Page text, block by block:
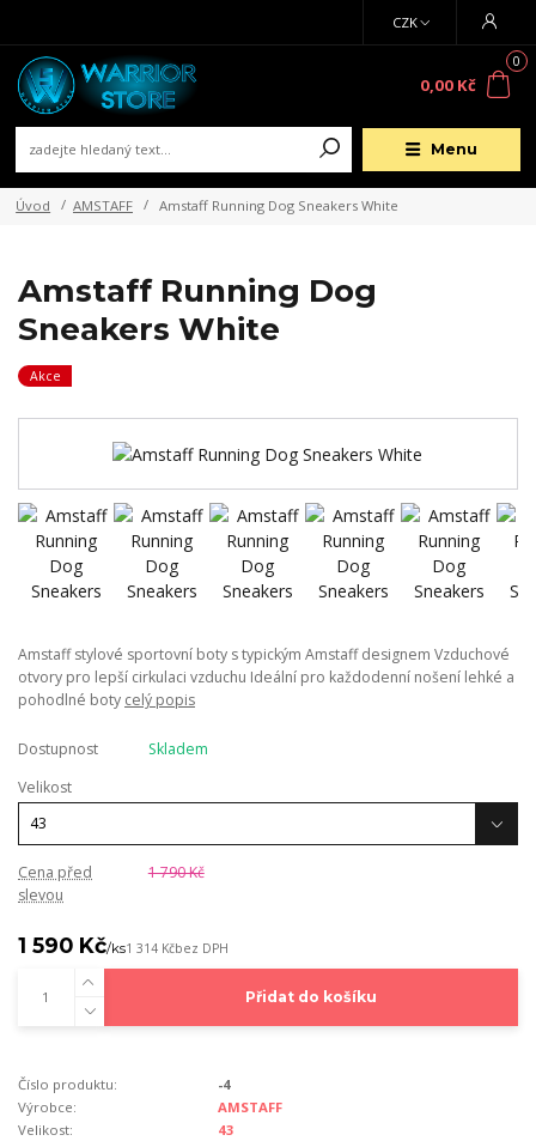
Menu
CZK
0
0,00 Kč
Úvod AMSTAFF Amstaff Running Dog Sneakers White
Amstaff Running Dog
Sneakers White
Akce
Amstaff stylové sportovní boty s typickým Amstaff designem Vzduchové
otvory pro lepší cirkulaci vzduchu Ideální pro každodenní nošení lehké a
pohodlné boty celý popis
Dostupnost
Skladem
Velikost
Cena před
slevou
1 790 Kč
1 590 Kč/ks1 314 Kčbez DPH
Přidat do košíku
Číslo produktu:
-4
Výrobce:
AMSTAFF
Velikost:
43